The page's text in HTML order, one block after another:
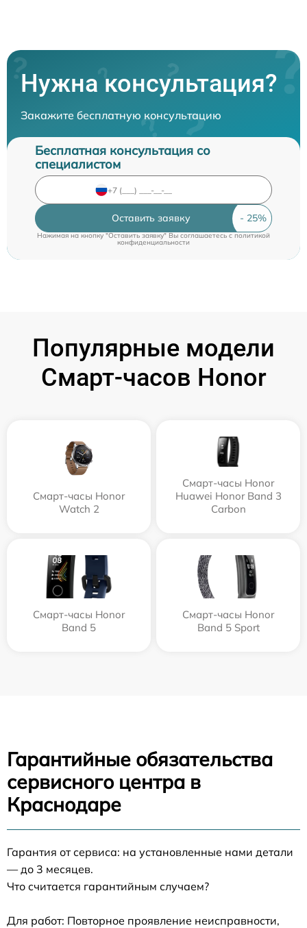
Нужна консультация?
Закажите бесплатную консультацию
Бесплатная консультация со
специалистом
Оставить заявку
Нажимая на кнопку "Оставить заявку" Вы соглашаетесь cполитикой
конфиденциальности
Популярные модели
Смарт-часов Honor
Смарт-часы Honor
Watch 2
Смарт-часы Honor
Huawei Honor Band 3
Carbon
Смарт-часы Honor
Band 5
Смарт-часы Honor
Band 5 Sport
Гарантийные обязательства
сервисного центра в
Краснодаре
Гарантия от сервиса: на установленные нами детали
— до 3 месяцев.
Что считается гарантийным случаем?
Для работ: Повторное проявление неисправности,